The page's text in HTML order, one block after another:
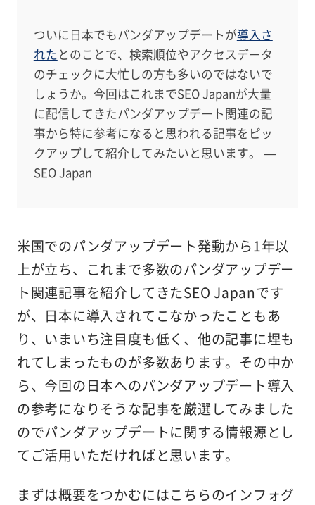
ついに日本でもパンダアップデートが導入さ
れたとのことで、検索順位やアクセスデータ
のチェックに大忙しの方も多いのではないで
しょうか。今回はこれまでSEO Japanが大量
に配信してきたパンダアップデート関連の記
事から特に参考になると思われる記事をピッ
クアップして紹介してみたいと思います。 —
SEO Japan
米国でのパンダアップデート発動から1年以
上が立ち、これまで多数のパンダアップデー
ト関連記事を紹介してきたSEO Japanです
が、日本に導入されてこなかったこともあ
り、いまいち注目度も低く、他の記事に埋も
れてしまったものが多数あります。その中か
ら、今回の日本へのパンダアップデート導入
の参考になりそうな記事を厳選してみました
のでパンダアップデートに関する情報源とし
てご活用いただければと思います。
まずは概要をつかむにはこちらのインフォグ